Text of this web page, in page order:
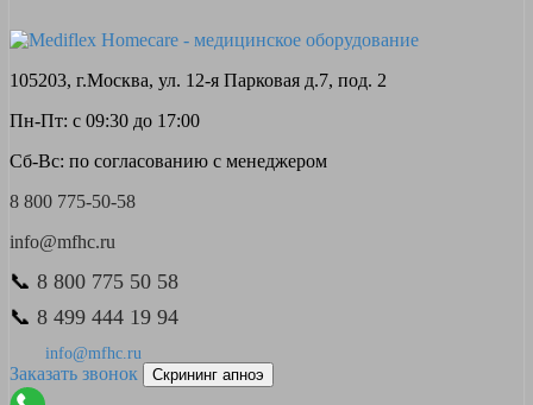
105203, г.Москва, ул. 12-я Парковая д.7, под. 2
Пн-Пт: с 09:30 до 17:00
Сб-Вс: по согласованию с менеджером
8 800 775-50-58
info@mfhc.ru
📞 8 800 775 50 58
📞 8 499 444 19 94
info@mfhc.ru
Заказать звонок Скрининг апноэ